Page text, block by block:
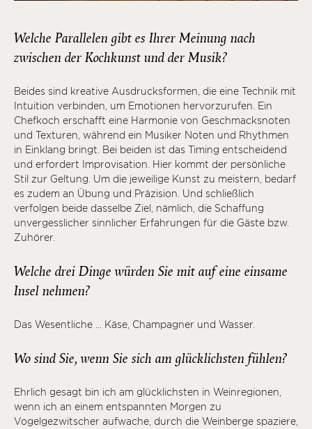
Welche Parallelen gibt es Ihrer Meinung nach
zwischen der Kochkunst und der Musik?
Beides sind kreative Ausdrucksformen, die eine Technik mit
Intuition verbinden, um Emotionen hervorzurufen. Ein
Chefkoch erschafft eine Harmonie von Geschmacksnoten
und Texturen, während ein Musiker Noten und Rhythmen
in Einklang bringt. Bei beiden ist das Timing entscheidend
und erfordert Improvisation. Hier kommt der persönliche
Stil zur Geltung. Um die jeweilige Kunst zu meistern, bedarf
es zudem an Übung und Präzision. Und schließlich
verfolgen beide dasselbe Ziel, nämlich, die Schaffung
unvergesslicher sinnlicher Erfahrungen für die Gäste bzw.
Zuhörer.
Welche drei Dinge würden Sie mit auf eine einsame
Insel nehmen?
Das Wesentliche ... Käse, Champagner und Wasser.
Wo sind Sie, wenn Sie sich am glücklichsten fühlen?
Ehrlich gesagt bin ich am glücklichsten in Weinregionen,
wenn ich an einem entspannten Morgen zu
Vogelgezwitscher aufwache, durch die Weinberge spaziere,